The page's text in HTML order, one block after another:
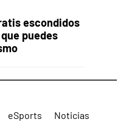
escondidos
puedes
eSports
Noticias